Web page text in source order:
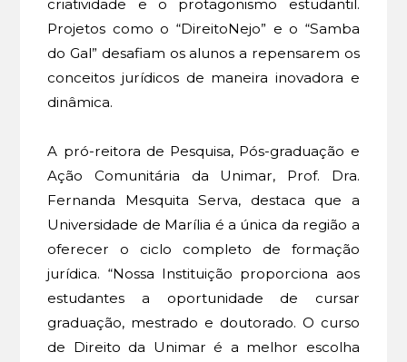
criatividade e o protagonismo estudantil.
Projetos como o “DireitoNejo” e o “Samba
do Gal” desafiam os alunos a repensarem os
conceitos jurídicos de maneira inovadora e
dinâmica.
A pró-reitora de Pesquisa, Pós-graduação e
Ação Comunitária da Unimar, Prof. Dra.
Fernanda Mesquita Serva, destaca que a
Universidade de Marília é a única da região a
oferecer o ciclo completo de formação
jurídica. “Nossa Instituição proporciona aos
estudantes a oportunidade de cursar
graduação, mestrado e doutorado. O curso
de Direito da Unimar é a melhor escolha